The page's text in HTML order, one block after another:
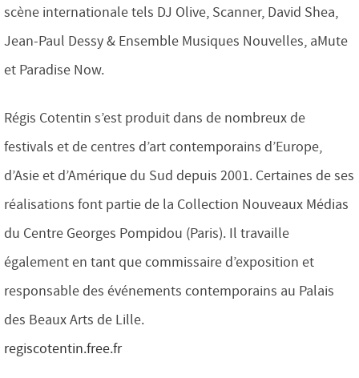
scène internationale tels DJ Olive, Scanner, David Shea,
Jean-Paul Dessy & Ensemble Musiques Nouvelles, aMute
et Paradise Now.
Régis Cotentin s’est produit dans de nombreux de
festivals et de centres d’art contemporains d’Europe,
d’Asie et d’Amérique du Sud depuis 2001. Certaines de ses
réalisations font partie de la Collection Nouveaux Médias
du Centre Georges Pompidou (Paris). Il travaille
également en tant que commissaire d’exposition et
responsable des événements contemporains au Palais
des Beaux Arts de Lille.
regiscotentin.free.fr